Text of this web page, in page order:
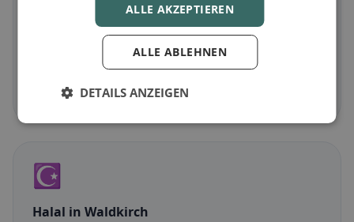
in Waldkirch
Glutenfreie Optionen & Community-Tipps
Jetzt entdecken →
☪️
Halal in Waldkirch
ALLE AKZEPTIEREN
ALLE ABLEHNEN
DETAILS ANZEIGEN